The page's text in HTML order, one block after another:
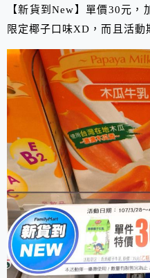
【新貨到New】單價30元
限定椰子口味XD，而且活動